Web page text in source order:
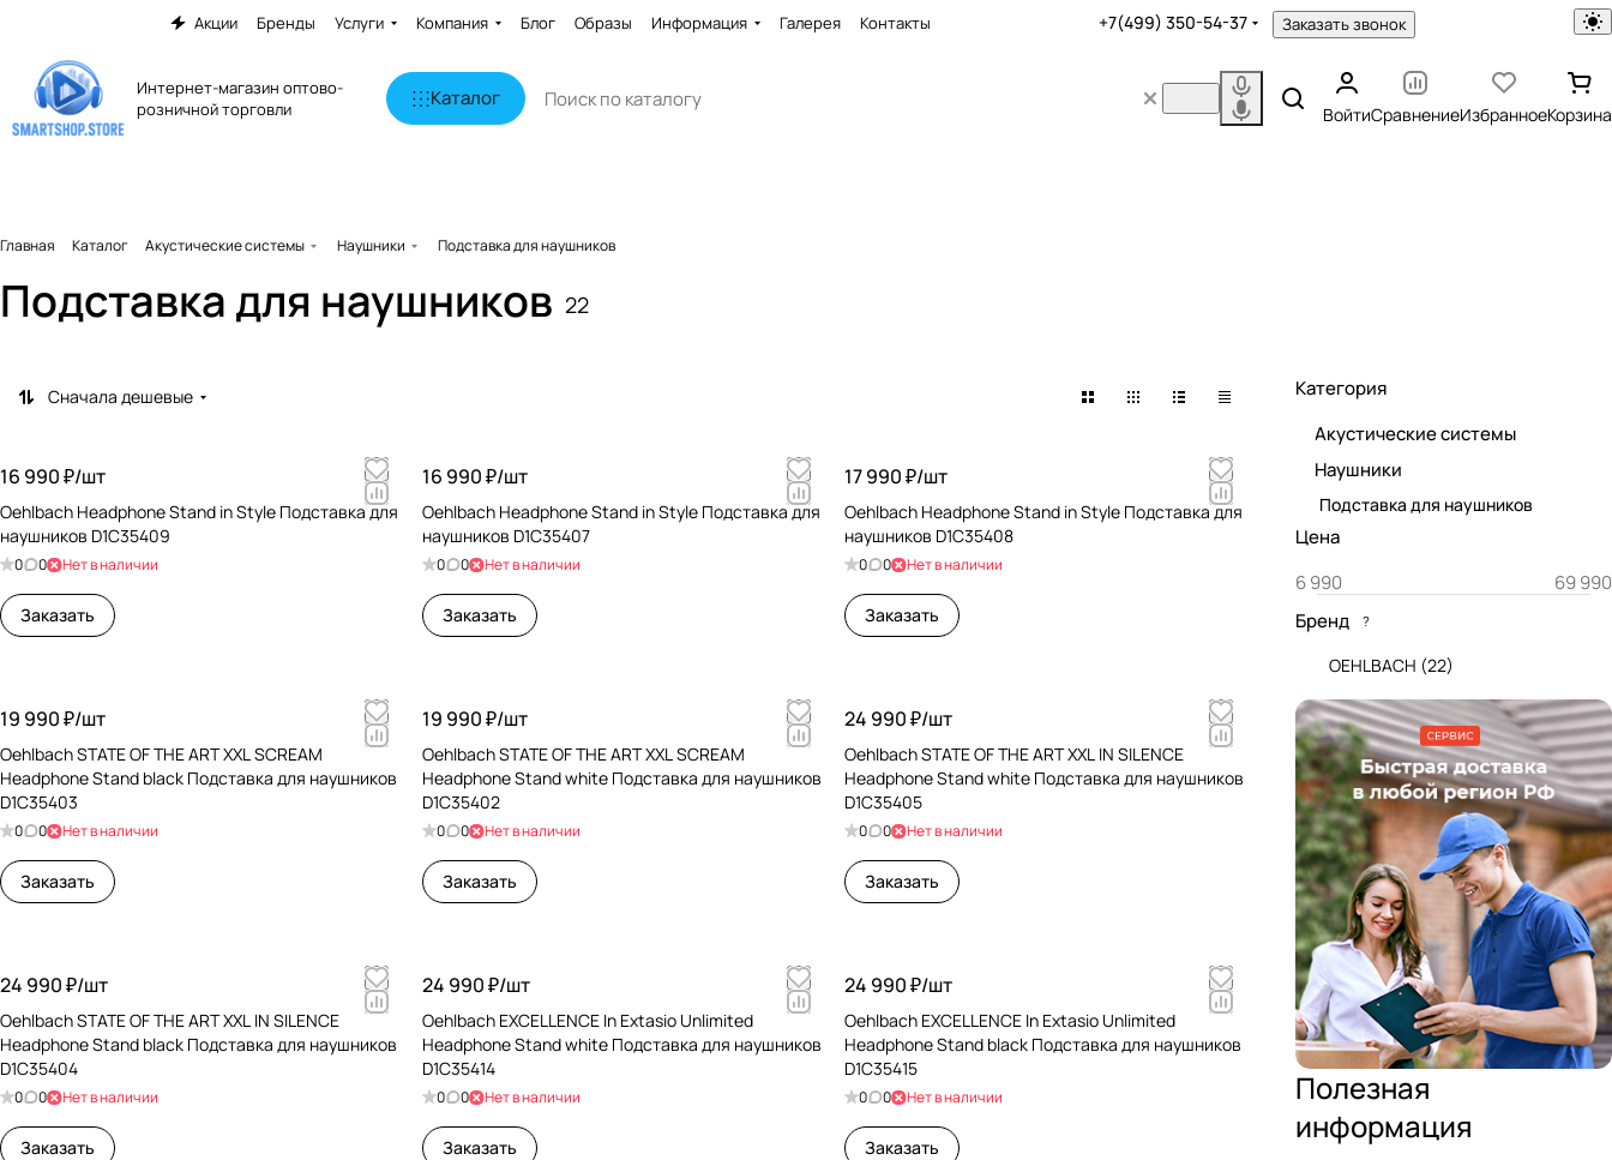
Акции Бренды Услуги Компания Блог Образы Информация Галерея Контакты +7(499) 350-54-37 Заказать звонок
Интернет-магазин оптово-
розничной торговли
Каталог
ВойтиСравнениеИзбранноеКорзина
Главная Каталог Акустические системы Наушники Подставка для наушников
Подставка для наушников 22
Сначала дешевые
16 990 ₽/шт
Oehlbach Headphone Stand in Style Подставка для
наушников D1C35409
0 0 Нет в наличии
Заказать
16 990 ₽/шт
Oehlbach Headphone Stand in Style Подставка для
наушников D1C35407
0 0 Нет в наличии
Заказать
17 990 ₽/шт
Oehlbach Headphone Stand in Style Подставка для
наушников D1C35408
0 0 Нет в наличии
Заказать
19 990 ₽/шт
Oehlbach STATE OF THE ART XXL SCREAM
Headphone Stand black Подставка для наушников
D1C35403
0 0 Нет в наличии
Заказать
19 990 ₽/шт
Oehlbach STATE OF THE ART XXL SCREAM
Headphone Stand white Подставка для наушников
D1C35402
0 0 Нет в наличии
Заказать
24 990 ₽/шт
Oehlbach STATE OF THE ART XXL IN SILENCE
Headphone Stand white Подставка для наушников
D1C35405
0 0 Нет в наличии
Заказать
24 990 ₽/шт
Oehlbach STATE OF THE ART XXL IN SILENCE
Headphone Stand black Подставка для наушников
D1C35404
0 0 Нет в наличии
Заказать
24 990 ₽/шт
Oehlbach EXCELLENCE In Extasio Unlimited
Headphone Stand white Подставка для наушников
D1C35414
0 0 Нет в наличии
Заказать
24 990 ₽/шт
Oehlbach EXCELLENCE In Extasio Unlimited
Headphone Stand black Подставка для наушников
D1C35415
0 0 Нет в наличии
Заказать
Категория
Акустические системы
Наушники
Подставка для наушников
Цена
Бренд ?
OEHLBACH (22)
Полезная
информация